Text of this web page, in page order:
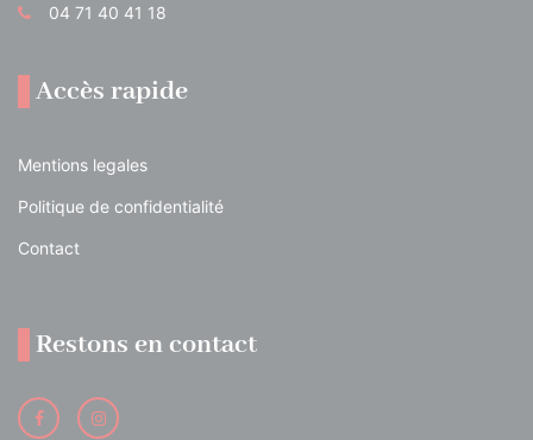
04 71 40 41 18
Accès rapide
Mentions legales
Politique de confidentialité
Contact
Restons en contact